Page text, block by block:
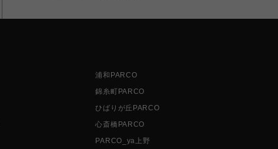
浦和PARCO
錦糸町PARCO
ひばりが丘PARCO
心斎橋PARCO
PARCO_ya上野